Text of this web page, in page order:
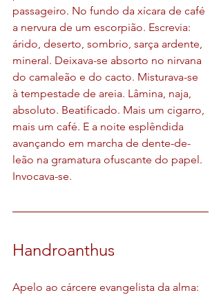
passageiro. No fundo da xícara de café
a nervura de um escorpião. Escrevia:
árido, deserto, sombrio, sarça ardente,
mineral. Deixava-se absorto no nirvana
do camaleão e do cacto. Misturava-se
à tempestade de areia. Lâmina, naja,
absoluto. Beatificado. Mais um cigarro,
mais um café. E a noite esplêndida
avançando em marcha de dente-de-
leão na gramatura ofuscante do papel.
Invocava-se.
Handroanthus
Apelo ao cárcere evangelista da alma: